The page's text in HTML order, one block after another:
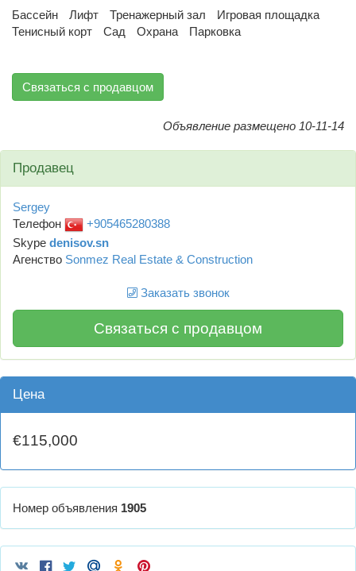
Бассейн Лифт Тренажерный зал
Игровая площадка
Тенисный корт
Сад Охрана Парковка
Связаться с продавцом
Объявление размещено 10-11-14
Продавец
Sergey
Телефон
+905465280388
Skype denisov.sn
Агенство Sonmez Real Estate & Construction
Заказать звонок
Связаться с продавцом
Цена
€115,000
Номер объявления 1905